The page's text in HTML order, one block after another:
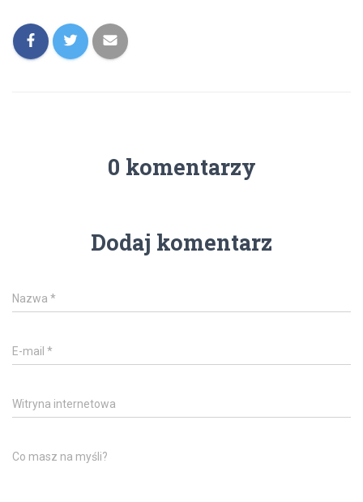
0 komentarzy
Dodaj komentarz
Nazwa *
E-mail *
Witryna internetowa
Co masz na myśli?